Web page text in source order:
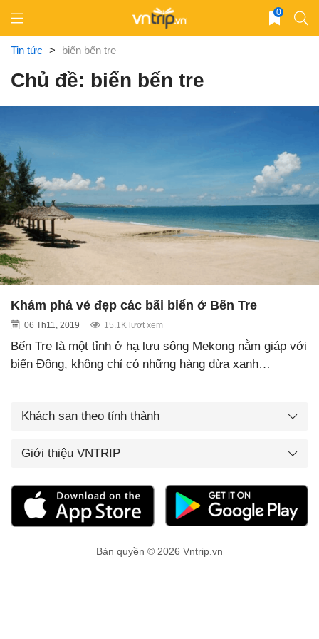
content
0
Tin tức > biển bến tre
Chủ đề: biển bến tre
Khám phá vẻ đẹp các bãi biển ở Bến Tre
06 Th11, 2019 15.1K lượt xem
Bến Tre là một tỉnh ở hạ lưu sông Mekong nằm giáp với
biển Đông, không chỉ có những hàng dừa xanh…
Khách sạn theo tỉnh thành
Giới thiệu VNTRIP
Bản quyền © 2026 Vntrip.vn